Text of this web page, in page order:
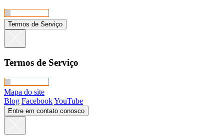
Termos de Serviço
Termos de Serviço
Mapa do site
Blog FacebookYouTube
Entre em contato conosco